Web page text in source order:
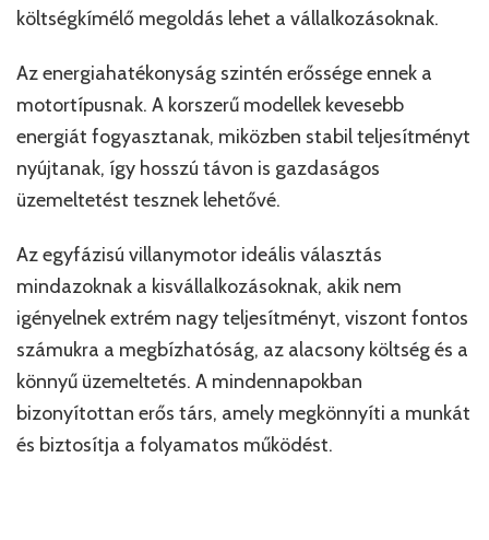
költségkímélő megoldás lehet a vállalkozásoknak.
Az energiahatékonyság szintén erőssége ennek a
motortípusnak. A korszerű modellek kevesebb
energiát fogyasztanak, miközben stabil teljesítményt
nyújtanak, így hosszú távon is gazdaságos
üzemeltetést tesznek lehetővé.
Az egyfázisú villanymotor ideális választás
mindazoknak a kisvállalkozásoknak, akik nem
igényelnek extrém nagy teljesítményt, viszont fontos
számukra a megbízhatóság, az alacsony költség és a
könnyű üzemeltetés. A mindennapokban
bizonyítottan erős társ, amely megkönnyíti a munkát
és biztosítja a folyamatos működést.